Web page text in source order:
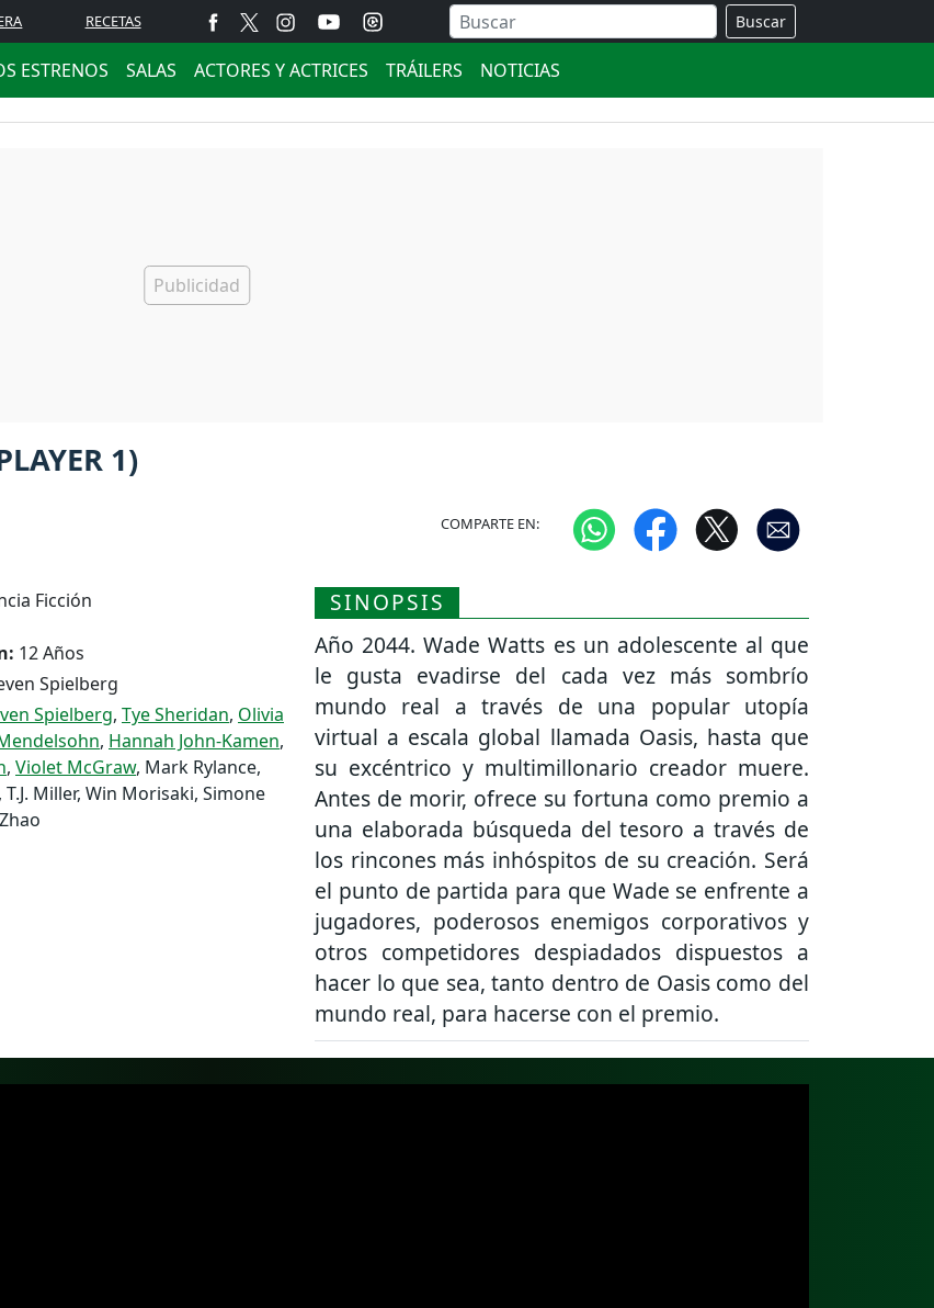
RECETAS Buscar
ESTRENOS SALAS ACTORES Y ACTRICES TRÁILERS NOTICIAS
1)
COMPARTE EN:
Ficción
12 Años
Spielberg
Spielberg, Tye Sheridan, Olivia
, Hannah John-Kamen,
, Violet McGraw, Mark Rylance,
Miller, Win Morisaki, Simone
SINOPSIS
Año 2044. Wade Watts es un adolescente al que
le gusta evadirse del cada vez más sombrío
mundo real a través de una popular utopía
virtual a escala global llamada Oasis, hasta que
su excéntrico y multimillonario creador muere.
Antes de morir, ofrece su fortuna como premio a
una elaborada búsqueda del tesoro a través de
los rincones más inhóspitos de su creación. Será
el punto de partida para que Wade se enfrente a
jugadores, poderosos enemigos corporativos y
otros competidores despiadados dispuestos a
hacer lo que sea, tanto dentro de Oasis como del
mundo real, para hacerse con el premio.